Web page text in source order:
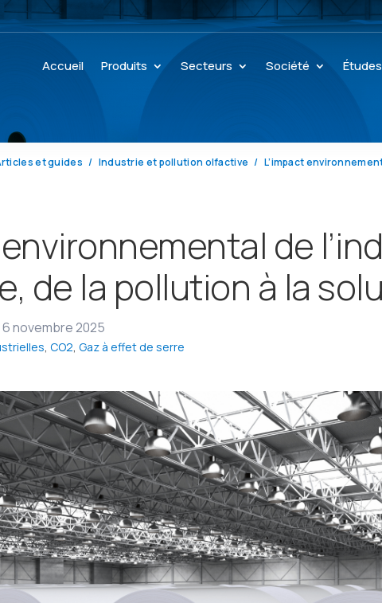
Accueil Produits Secteurs Société
et guides Industrie et pollution olfactive
environnemental de
de la pollution à la
novembre 2025
,CO2,Gaz à effet de serre